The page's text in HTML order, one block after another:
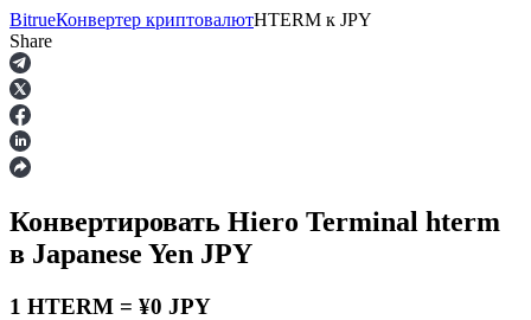
Фьючерсы
BitrueКонвертер криптовалютHTERM к JPY
Share
Конвертировать Hiero Terminal hterm
в Japanese Yen JPY
1 HTERM = ¥0 JPY